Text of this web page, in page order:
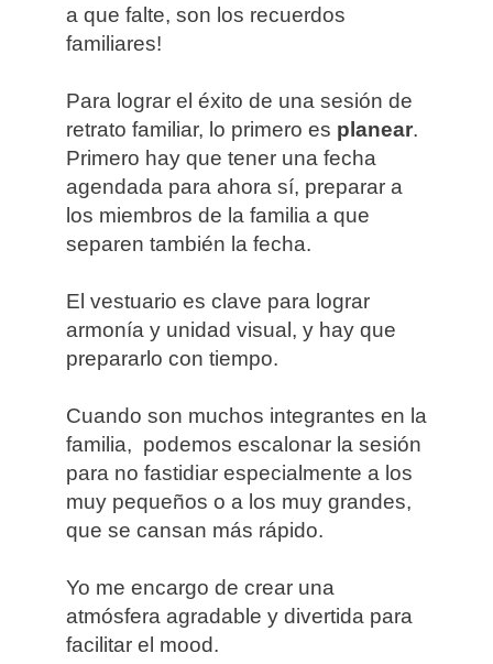
a que falte, son los recuerdos
familiares!
Para lograr el éxito de una sesión de
retrato familiar, lo primero es planear.
Primero hay que tener una fecha
agendada para ahora sí, preparar a
los miembros de la familia a que
separen también la fecha.
El vestuario es clave para lograr
armonía y unidad visual, y hay que
prepararlo con tiempo.
Cuando son muchos integrantes en la
familia, podemos escalonar la sesión
para no fastidiar especialmente a los
muy pequeños o a los muy grandes,
que se cansan más rápido.
Yo me encargo de crear una
atmósfera agradable y divertida para
facilitar el mood.